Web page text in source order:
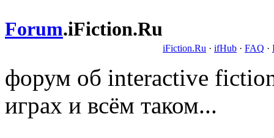
Forum.iFiction.Ru
iFiction.Ru · ifHub · FAQ ·
форум об interactive
играх и всём таком...